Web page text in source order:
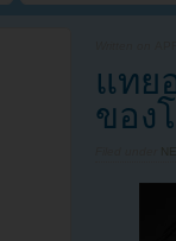
แทย
ของ